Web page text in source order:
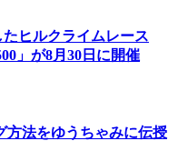
ヒルクライムレース
」が8月30日に開催
方法をゆうちゃみに伝授